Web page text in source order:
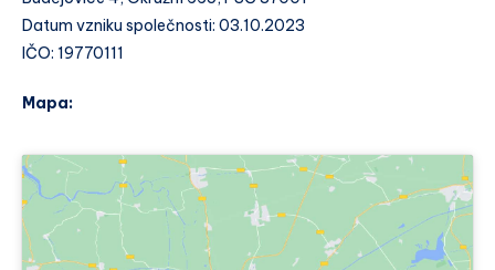
Datum vzniku společnosti: 03.10.2023
IČO: 19770111
Mapa: